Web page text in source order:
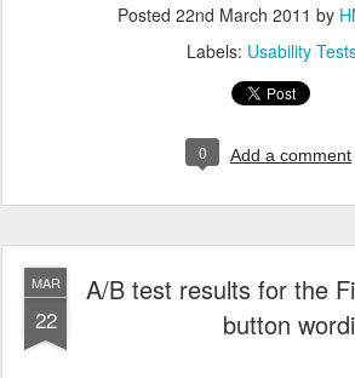
Posted 22nd March 2011 by
Labels: Usability
0 Add a comment
MAR
22
A/B test results for the
button